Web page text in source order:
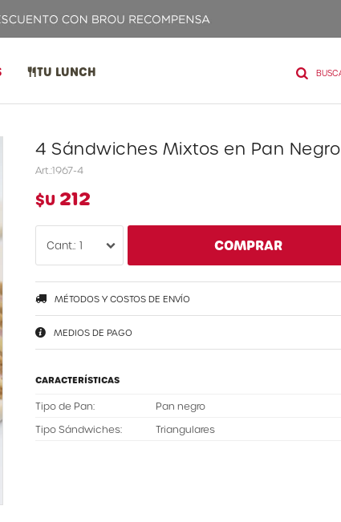
TU LUNCH
4 Sándwiches Mixtos en Pan Negro
1967-4
$U 212
1 COMPRAR
MÉTODOS Y COSTOS DE ENVÍO
MEDIOS DE PAGO
CARACTERÍSTICAS
Tipo de Pan Pan negro
Tipo Sándwiches Triangulares